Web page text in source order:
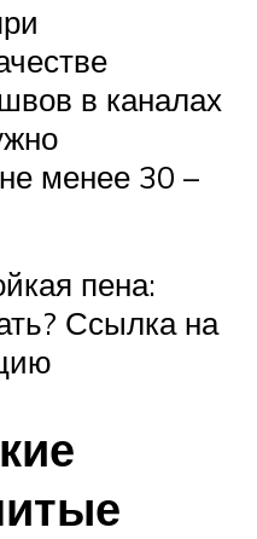
в каналах
менее 30 –
пена:
Ссылка на